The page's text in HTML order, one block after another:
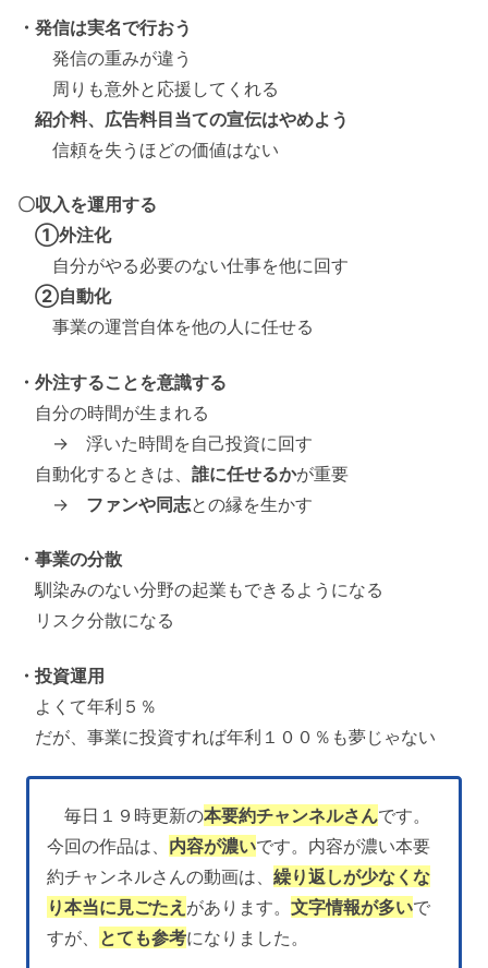
・発信は実名で行おう
発信の重みが違う
周りも意外と応援してくれる
紹介料、広告料目当ての宣伝はやめよう
信頼を失うほどの価値はない
〇収入を運用する
①外注化
自分がやる必要のない仕事を他に回す
②自動化
事業の運営自体を他の人に任せる
・外注することを意識する
自分の時間が生まれる
→ 浮いた時間を自己投資に回す
自動化するときは、 誰に任せるかが重要
→ ファンや同志との縁を生かす
・事業の分散
馴染みのない分野の起業もできるようになる
リスク分散になる
・投資運用
よくて年利５％
だが、事業に投資すれば年利１００％も夢じゃない
毎日１９時更新の本要約チャンネルさんです。
今回の作品は、 内容が濃いです。内容が濃い本要
約チャンネルさんの動画は、繰り返しが少なくな
り本当に見ごたえ があります。文字情報が多いで
すが、 とても参考になりました。